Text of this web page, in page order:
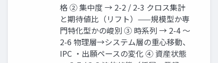
格 ② 集中度 → 2-2 / 2-3 クロス集計
と期待値比（リフト）——規模型か専
門特化型かの峻別 ③ 時系列 → 2-4 〜
2-6 物理層→システム層の重心移動、
IPC ・出願ペースの変化 ④ 資産状態